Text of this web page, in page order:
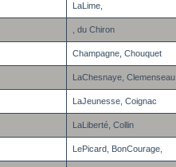
LaLime,
, du Chiron
Champagne, Chouquet
LaChesnaye, Clemenseau
LaJeunesse, Coignac
LaLiberté, Collin
LePicard, BonCourage,